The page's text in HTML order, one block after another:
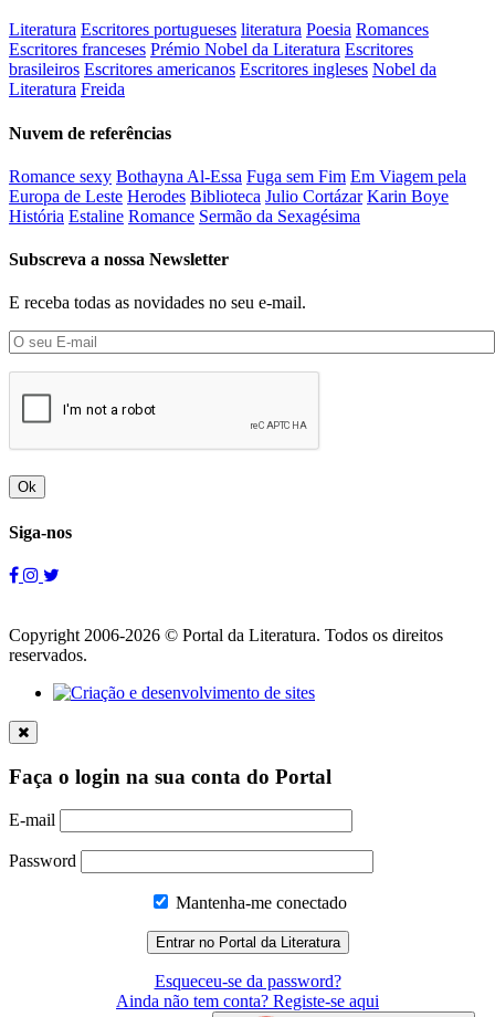
Literatura Escritores portugueses literatura Poesia Romances
Escritores franceses Prémio Nobel da Literatura Escritores
brasileiros Escritores americanos Escritores ingleses Nobel da
Literatura Freida
Nuvem de referências
Romance sexy Bothayna Al-Essa Fuga sem Fim Em Viagem pela
Europa de Leste Herodes Biblioteca Julio Cortázar Karin Boye
História Estaline Romance Sermão da Sexagésima
Subscreva a nossa Newsletter
E receba todas as novidades no seu e-mail.
Ok
Siga-nos
Copyright 2006-2026 © Portal da Literatura. Todos os direitos
reservados.
Faça o login na sua conta do Portal
E-mail
Password
Mantenha-me conectado
Esqueceu-se da password?
Ainda não tem conta? Registe-se aqui